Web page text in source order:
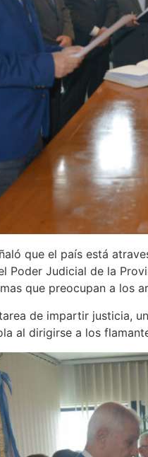
que el país está
Poder Judicial de la
que preocupan a los
de impartir justicia,
al dirigirse a los